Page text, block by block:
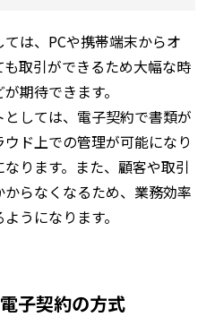
は、PCや携帯端末からオ
取引ができるため大幅な時
期待できます。
しては、電子契約で書類が
ド上での管理が可能になり
ります。また、顧客や取引
らなくなるため、業務効率
うになります。
子契約の方式